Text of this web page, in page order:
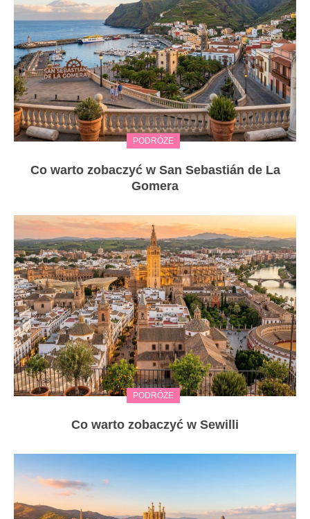
PODRÓŻE
Co warto zobaczyć w San Sebastián de La
Gomera
PODRÓŻE
Co warto zobaczyć w Sewilli